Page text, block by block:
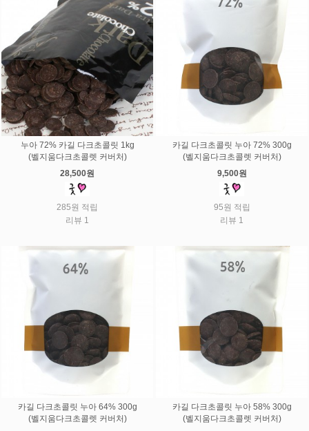
누아 72% 카길 다크초콜릿 1kg
(벨지움다크초콜렛 커버처)
28,500원
285원 적립
리뷰 1
카길 다크초콜릿 누아 72% 300g
(벨지움다크초콜렛 커버처)
9,500원
95원 적립
리뷰 1
카길 다크초콜릿 누아 64% 300g
(벨지움다크초콜렛 커버처)
카길 다크초콜릿 누아 58% 300g
(벨지움다크초콜렛 커버처)